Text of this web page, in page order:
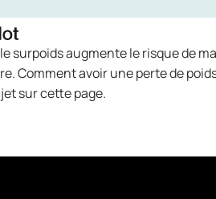
surpoids augmente le risque de
Comment avoir une perte de
sur cette page.